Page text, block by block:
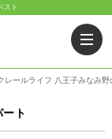
スト
レールライフ 八王子みなみ
ト